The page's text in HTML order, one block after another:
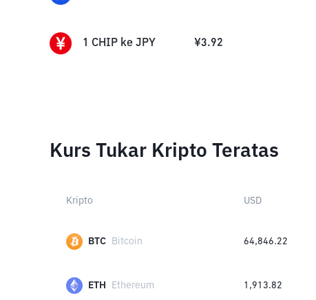
1 CHIP ke JPY ¥3.92
Kurs Tukar Kripto Teratas
Kripto USD
BTC Bitcoin 64,846.22
ETH Ethereum 1,913.82